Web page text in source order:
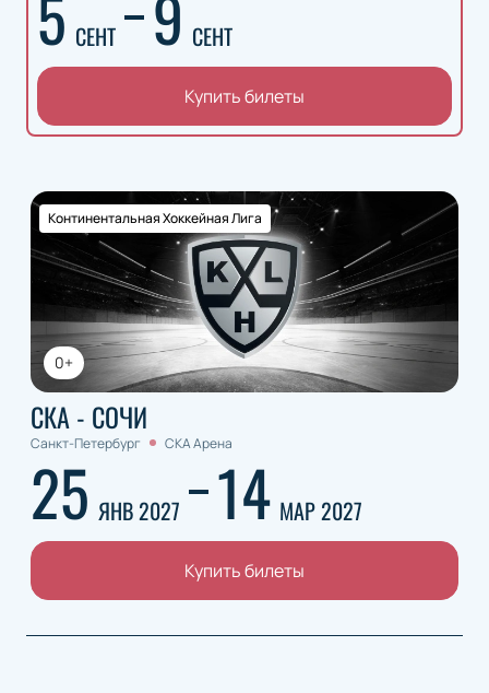
СЕНТ СЕНТ
Купить билеты
0+
Континентальная Хоккейная Лига
СКА - СОЧИ
Санкт-Петербург СКА Арена
25 ЯНВ 2027 14 МАР 2027
Купить билеты